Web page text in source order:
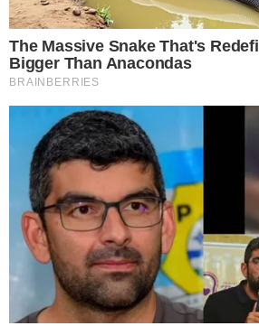
“O que foi levantado
investigações, inclusive a
depoimentos, que foram